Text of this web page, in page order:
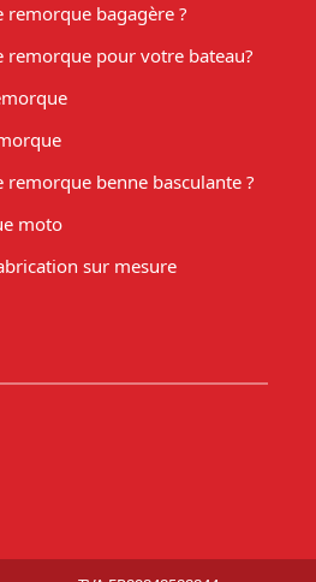
bagagère ?
remorque pour votre bateau?
benne basculante ?
moto
sur mesure